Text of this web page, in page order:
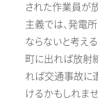
された作業員が
主義では、発電
ならないと考え
町に出れば放射
れば交通事故に
けるかもしれま